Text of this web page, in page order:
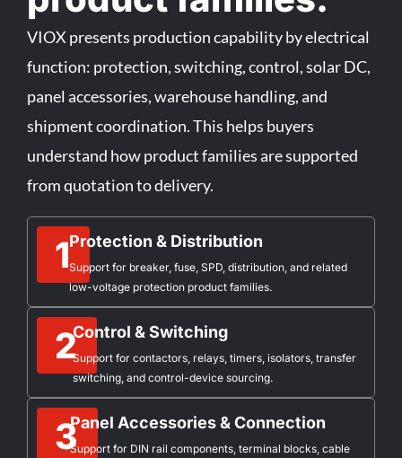
VIOX presents production capability by electrical
function: protection, switching, control, solar DC,
panel accessories, warehouse handling, and
shipment coordination. This helps buyers
understand how product families are supported
from quotation to delivery.
1Protection & Distribution
Support for breaker, fuse, SPD, distribution, and related
low-voltage protection product families.
2Control & Switching
Support for contactors, relays, timers, isolators, transfer
switching, and control-device sourcing.
3Panel Accessories & Connection
Support for DIN rail components, terminal blocks, cable